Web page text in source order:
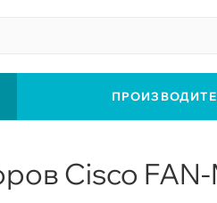
Cisco